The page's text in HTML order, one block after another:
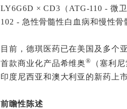
LY6G6D × CD3（ATG-110 - 微
102 - 急性骨髓性白血病和慢性
目前，德琪医药已在美国及多个
首款商业化产品希维奥®
（塞利
印度尼西亚和澳大利亚的新药上
前瞻性陈述